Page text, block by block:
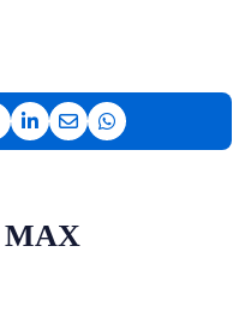
op Facebook
Deel op LinkedIn
Deel via e-mail
Deel via
MAX